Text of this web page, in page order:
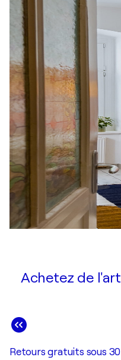
Achetez de
Retours gratuits sous